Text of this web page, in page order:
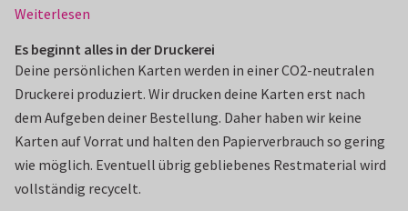
Weiterlesen
Es beginnt alles in der Druckerei
Deine persönlichen Karten werden in einer CO2-neutralen
Druckerei produziert. Wir drucken deine Karten erst nach
dem Aufgeben deiner Bestellung. Daher haben wir keine
Karten auf Vorrat und halten den Papierverbrauch so gering
wie möglich. Eventuell übrig gebliebenes Restmaterial wird
vollständig recycelt.